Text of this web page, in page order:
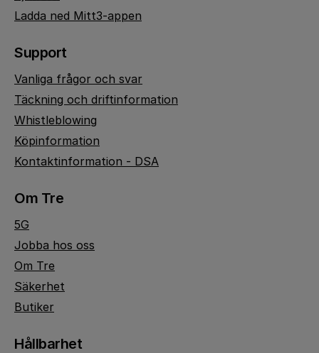
Ladda ned Mitt3-appen
Support
Vanliga frågor och svar
Täckning och driftinformation
Whistleblowing
Köpinformation
Kontaktinformation - DSA
Om Tre
5G
Jobba hos oss
Om Tre
Säkerhet
Butiker
Hållbarhet